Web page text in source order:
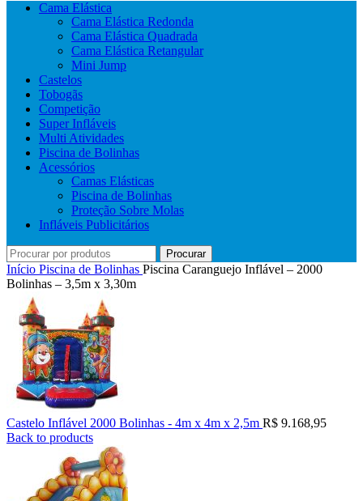
Cama Elástica
Cama Elástica Redonda
Cama Elástica Quadrada
Cama Elástica Retangular
Mini Jump
Castelos
Tobogãs
Competição
Super Infláveis
Multi Atividades
Piscina de Bolinhas
Acessórios
Camas Elásticas
Piscina de Bolinhas
Proteção Sobre Molas
Infláveis Publicitários
Procurar
Início Piscina de Bolinhas Piscina Caranguejo Inflável – 2000
Bolinhas – 3,5m x 3,30m
Castelo Inflável 2000 Bolinhas - 4m x 4m x 2,5m R$ 9.168,95
Back to products